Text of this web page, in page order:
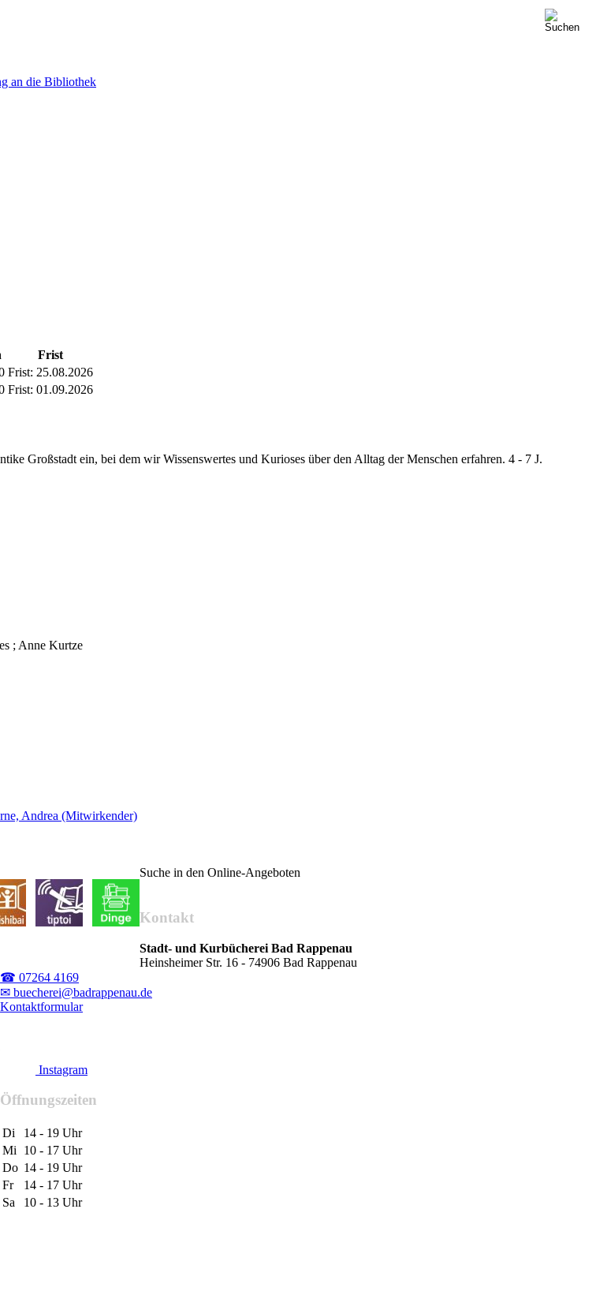
an die Bibliothek
Frist
Frist: 25.08.2026
Frist: 01.09.2026
Großstadt ein, bei dem wir Wissenswertes und Kurioses über den Alltag der Menschen erfahren. 4 - 7 J.
; Anne Kurtze
Andrea (Mitwirkender)
Suche in den Online-Angeboten
Kontakt
Stadt- und Kurbücherei Bad Rappenau
Heinsheimer Str. 16 - 74906 Bad Rappenau
☎ 07264 4169
✉ buecherei@badrappenau.de
Kontaktformular
Instagram
Öffnungszeiten
Di
14 - 19 Uhr
Mi
10 - 17 Uhr
Do 14 - 19 Uhr
Fr
14 - 17 Uhr
Sa
10 - 13 Uhr